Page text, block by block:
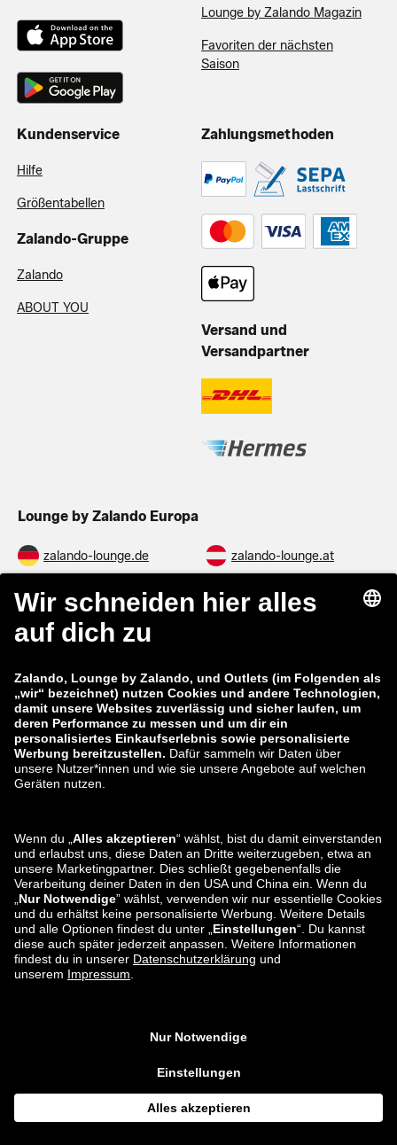
Lounge by Zalando Magazin
Favoriten der nächsten
Saison
Kundenservice
Hilfe
Größentabellen
Zalando-Gruppe
Zalando
ABOUT YOU
Zahlungsmethoden
Versand und
Versandpartner
Lounge by Zalando Europa
zalando-lounge.de zalando-lounge.at
zalando-lounge.ch zalando-prive.it
zalando-prive.fr
zalando-lounge.be zalando-lounge.se
zalando-lounge.fi zalando-lounge.dk
zalando-lounge.co.uk zalando-lounge.pl
zalando-prive.es
zalando-lounge.ro zalando-lounge.hr
zalando-lounge.si zalando-lounge.hu
zalando-lounge.lu zalando-lounge.ee
zalando-lounge.lv
Instagram